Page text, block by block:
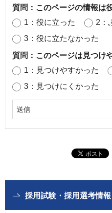
質問：このページの情報は
1：役に立った
2：
3：役に立たなかった
質問：このページは見つけ
1：見つけやすかった
3：見つけにくかった
採用試験・採用選考情報